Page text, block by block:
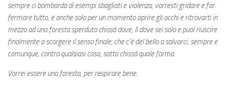
sempre ci bombarda di esempi sbagliati e violenza, vorresti gridare e far
fermare tutto, e anche solo per un momento aprire gli occhi e ritrovarti in
mezzo ad una foresta sperduto chissà dove, lì dove sei solo e puoi riuscire
finalmente a scorgere il senso finale, che c’è del bello a salvarci, sempre e
comunque, contro qualsiasi cosa, sotto chissà quale forma.
Vorrei essere una foresta, per respirare bene.